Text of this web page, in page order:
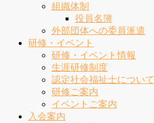
組織体制
役員名簿
外部団体への委員派遣
研修・イベント
研修・イベント情報
生涯研修制度
認定社会福祉士について
研修ご案内
イベントご案内
入会案内